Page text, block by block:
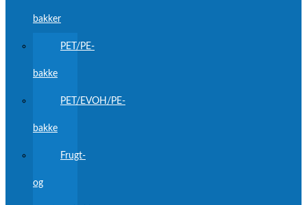
bakker
PET/PE-
bakke
PET/EVOH/PE-
bakke
Frugt-
og